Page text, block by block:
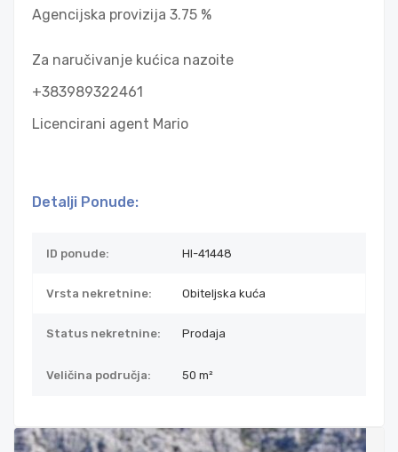
Agencijska provizija 3.75 %
Za naručivanje kućica nazoite
+383989322461
Licencirani agent Mario
Detalji Ponude:
ID ponude: HI-41448
Vrsta nekretnine: Obiteljska kuća
Status nekretnine: Prodaja
Veličina područja: 50 m²